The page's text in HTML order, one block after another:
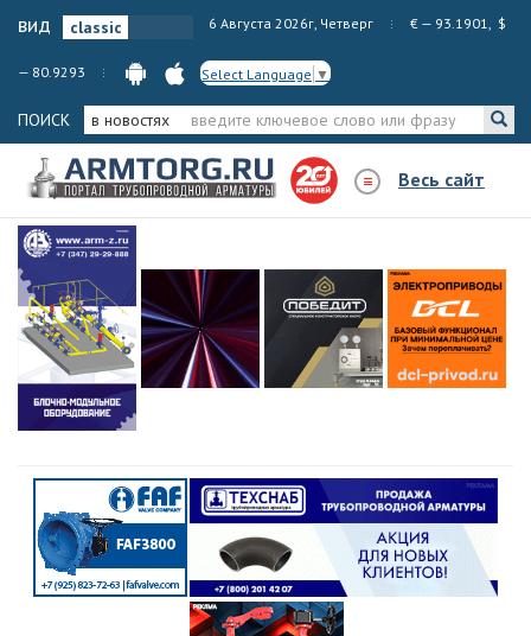
вид 6 Августа 2026г, Четверг € — 93.1901, $
— 80.9293 Select Language ▼
ПОИСК в новостях
Весь сайт